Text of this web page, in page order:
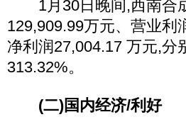
1月30日晚间,西南合
129,909.99万元、营业利
净利润27,004.17 万元,分
313.32%。
(二)国内经济/利好